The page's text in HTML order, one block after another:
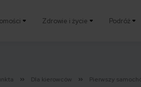
Zdrowie i życie Podróż
Dla kierowców Pierwszy